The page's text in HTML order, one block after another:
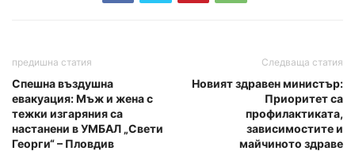
предишна статия
Спешна въздушна
евакуация: Мъж и жена с
тежки изгаряния са
настанени в УМБАЛ „Свети
Георги“ – Пловдив
Следваща статия
Новият здравен министър:
Приоритет са
профилактиката,
зависимостите и
майчиното здраве